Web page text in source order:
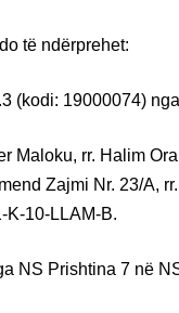
të ndërprehet:
(kodi: 19000074)
Maloku, rr. Halim
Zajmi Nr. 23/A,
K-10-LLAM-B.
NS Prishtina 7 në